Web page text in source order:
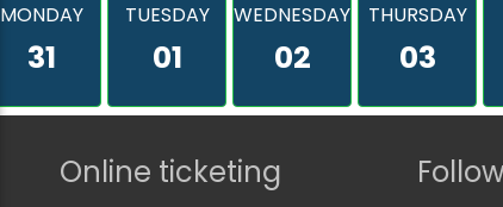
MONDAY
31
TUESDAY
01
WEDNESDAY
02
THURSDAY
03
Online ticketing